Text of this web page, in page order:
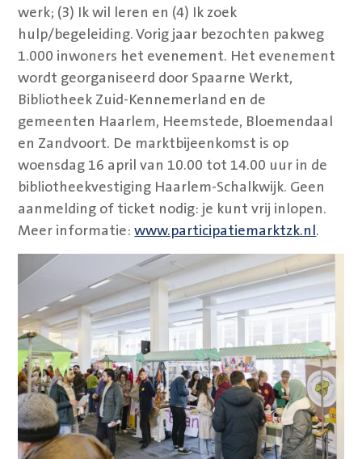
werk; (3) Ik wil leren en (4) Ik zoek
hulp/begeleiding. Vorig jaar bezochten pakweg
1.000 inwoners het evenement. Het evenement
wordt georganiseerd door Spaarne Werkt,
Bibliotheek Zuid-Kennemerland en de
gemeenten Haarlem, Heemstede, Bloemendaal
en Zandvoort. De marktbijeenkomst is op
woensdag 16 april van 10.00 tot 14.00 uur in de
bibliotheekvestiging Haarlem-Schalkwijk. Geen
aanmelding of ticket nodig: je kunt vrij inlopen.
Meer informatie:www.participatiemarktzk.nl.